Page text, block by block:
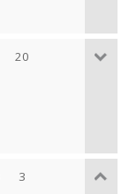
20
3